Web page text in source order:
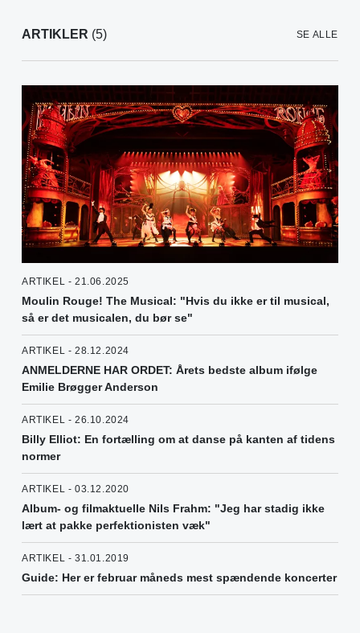
ARTIKLER (5) SE ALLE
ARTIKEL - 21.06.2025
Moulin Rouge! The Musical: "Hvis du ikke er til musical,
så er det musicalen, du bør se"
ARTIKEL - 28.12.2024
ANMELDERNE HAR ORDET: Årets bedste album ifølge
Emilie Brøgger Anderson
ARTIKEL - 26.10.2024
Billy Elliot: En fortælling om at danse på kanten af tidens
normer
ARTIKEL - 03.12.2020
Album- og filmaktuelle Nils Frahm: "Jeg har stadig ikke
lært at pakke perfektionisten væk"
ARTIKEL - 31.01.2019
Guide: Her er februar måneds mest spændende koncerter